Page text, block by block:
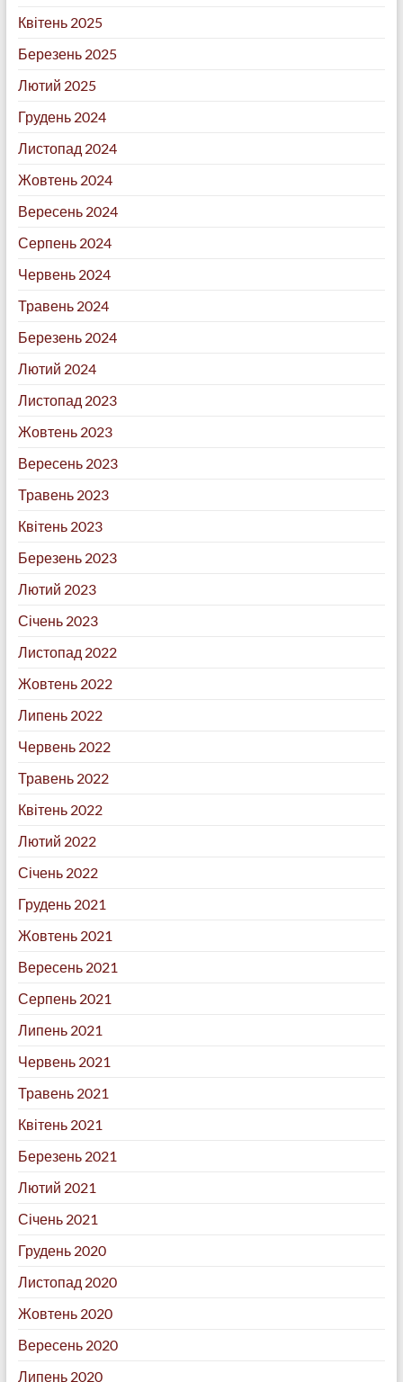
Квітень 2025
Березень 2025
Лютий 2025
Грудень 2024
Листопад 2024
Жовтень 2024
Вересень 2024
Серпень 2024
Червень 2024
Травень 2024
Березень 2024
Лютий 2024
Листопад 2023
Жовтень 2023
Вересень 2023
Травень 2023
Квітень 2023
Березень 2023
Лютий 2023
Січень 2023
Листопад 2022
Жовтень 2022
Липень 2022
Червень 2022
Травень 2022
Квітень 2022
Лютий 2022
Січень 2022
Грудень 2021
Жовтень 2021
Вересень 2021
Серпень 2021
Липень 2021
Червень 2021
Травень 2021
Квітень 2021
Березень 2021
Лютий 2021
Січень 2021
Грудень 2020
Листопад 2020
Жовтень 2020
Вересень 2020
Липень 2020